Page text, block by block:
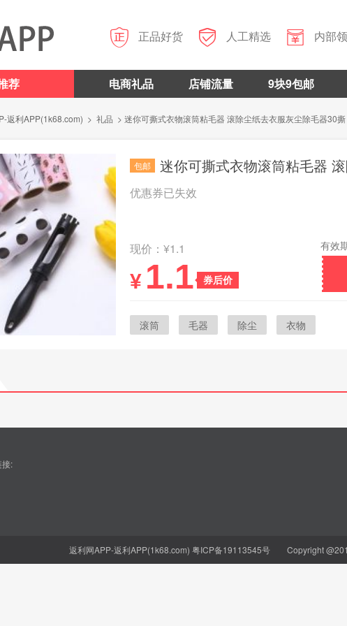
 正品好货  人工精选  内部
荐 电商礼品 店铺流量 9块9包邮
返利APP(1k68.com) > 礼品 > 迷你可撕式衣物滚筒粘毛器 滚除尘纸去衣服灰尘除毛器30撕
包邮 迷你可撕式衣物滚筒粘毛器 滚除尘
优惠券已失效
现价：¥1.1
券后价
¥ 1.1
有效
滚筒 毛器 除尘
衣物
:
返利网APP-返利APP(1k68.com) 粤ICP备19113545号Copyright